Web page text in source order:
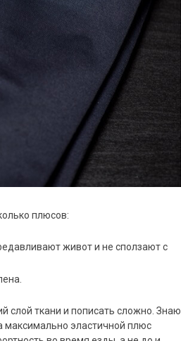
плюсов:
живот и не сползают с
слой ткани и пописать сложно. Знаю
максимально эластичной плюс